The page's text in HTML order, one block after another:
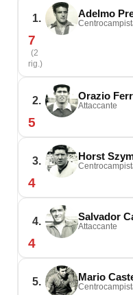
1. Adelmo
7
(2
rig.)
2. Orazio
Attaccante
5
3. Horst
4
4. Salvador
Attaccante
4
5. Mario